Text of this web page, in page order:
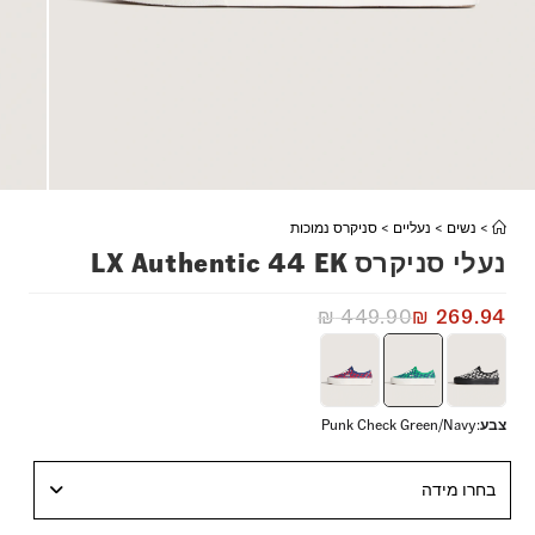
> נשים > נעליים > סניקרס נמוכות
נעלי סניקרס LX Authentic 44 EK
₪449.90₪ 269.94
צבע:
Punk Check Green/Navy
בחרו מידה